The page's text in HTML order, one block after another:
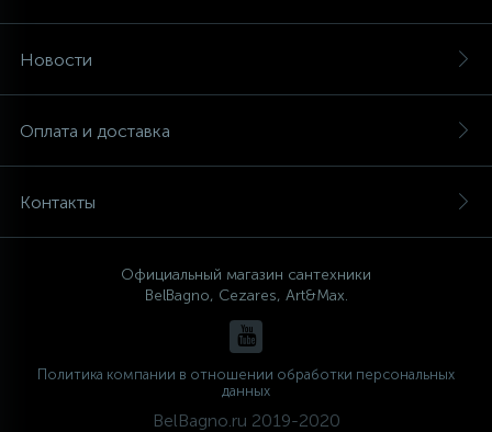
Новости
Оплата и доставка
Контакты
Официальный магазин сантехники
BelBagno, Cezares, Art&Max.
Политика компании в отношении обработки персональных
данных
BelBagno.ru 2019-2020